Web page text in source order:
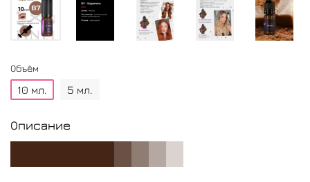
Объём
10 мл. 5 мл.
Описание